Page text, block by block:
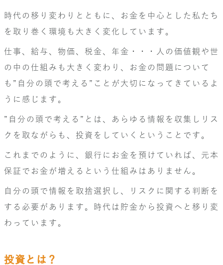
時代の移り変わりとともに、お金を中心とした私たち
を取り巻く環境も大きく変化しています。
仕事、給与、物価、税金、年金・・・人の価値観や世
の中の仕組みも大きく変わり、お金の問題について
も”自分の頭で考える”ことが大切になってきているよ
うに感じます。
”自分の頭で考える”とは、あらゆる情報を収集しリス
クを取ながらも、投資をしていくということです。
これまでのように、銀行にお金を預けていれば、元本
保証でお金が増えるという仕組みはありません。
自分の頭で情報を取捨選択し、リスクに関する判断を
する必要があります。時代は貯金から投資へと移り変
わっています。
投資とは？